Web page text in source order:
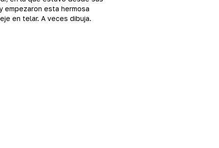
empezaron esta hermosa
en telar. A veces dibuja.